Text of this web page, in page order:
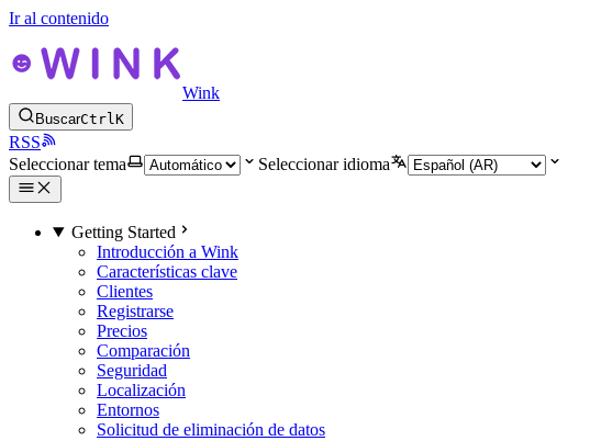
Ir al contenido
Wink
BuscarCtrlK
RSS
Seleccionar tema
Seleccionar idioma
Getting Started
Introducción a Wink
Características clave
Clientes
Registrarse
Precios
Comparación
Seguridad
Localización
Entornos
Solicitud de eliminación de datos